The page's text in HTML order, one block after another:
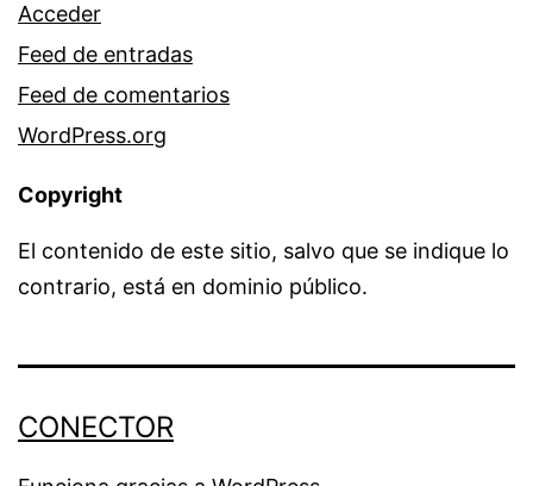
Acceder
Feed de entradas
Feed de comentarios
WordPress.org
Copyright
El contenido de este sitio, salvo que se indique lo
contrario, está en dominio público.
CONECTOR